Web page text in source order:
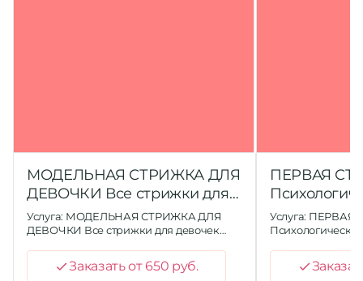
МОДЕЛЬНАЯ СТРИЖКА ДЛЯ
ДЕВОЧКИ Все стрижки для
девочек выглядят стильно …
Услуга: МОДЕЛЬНАЯ СТРИЖКА ДЛЯ
ДЕВОЧКИ Все стрижки для девочек
Заказать от 650 руб.
ПЕРВАЯ
ребенка,
локона
Услуга: ПЕРВАЯ